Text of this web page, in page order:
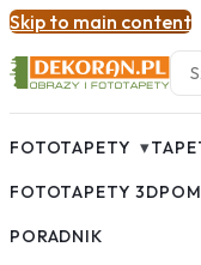
Skip to main content
FOTOTAPETY ▾
FOTOTAPETY 3D
PORADNIK